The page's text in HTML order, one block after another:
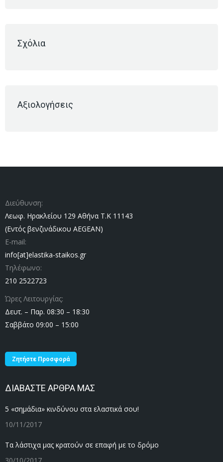
Σχόλια
Αξιολογήσεις
Διεύθυνση:
Λεωφ. Ηρακλείου 129 Αθήνα Τ.Κ 11143
(Εντός βενζινάδικου AEGEAN)
E-mail:
info[at]elastika-staikos.gr
Τηλέφωνο:
210 2522723
Ώρες Λειτουργίας:
Δευτ. – Παρ. 08:30 – 18:30
Σαββάτο 09:00 – 15:00
Ζητήστε Προσφορά
ΔΙΑΒΑΣΤΕ ΑΡΘΡΑ ΜΑΣ
5 «σημάδια» κινδύνου στα ελαστικά σου!
10/11/2017
Τα λάστιχα μας κρατούν σε επαφή με το δρόμο